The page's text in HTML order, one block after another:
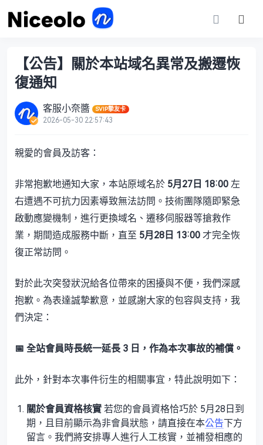
【公告】關於本站域名異常及搬遷恢
復通知
客服小奈醬 SVIP摯友卡
2026-05-30 22:57:43
親愛的會員及訪客：
非常抱歉地通知大家，本站原域名於 5月27日 18:00 ​ 左
右遭遇不可抗力因素導致無法訪問。技術團隊隨即緊急
啟動應變機制，進行更換域名、遷移伺服器等搶救作
業，期間造成服務中斷，直至 5月28日 13:00 ​ 才完全恢
復正常訪問。
對於此次突發狀況給各位帶來的困擾與不便，我們深感
抱歉。為表達誠摯歉意，並感謝大家的包容與支持，我
們決定：
📅 全站會員時長統一延長 3 日，作為本次事故的補償。
此外，針對本次事件衍生的相關事宜，特此說明如下：
關於會員資格核實 ​ 若您的會員資格恰巧於 5月28日到
期，且目前顯示為非會員狀態，請直接在本公告下方
留言。我們將安排專人進行人工核實，並補發相應的